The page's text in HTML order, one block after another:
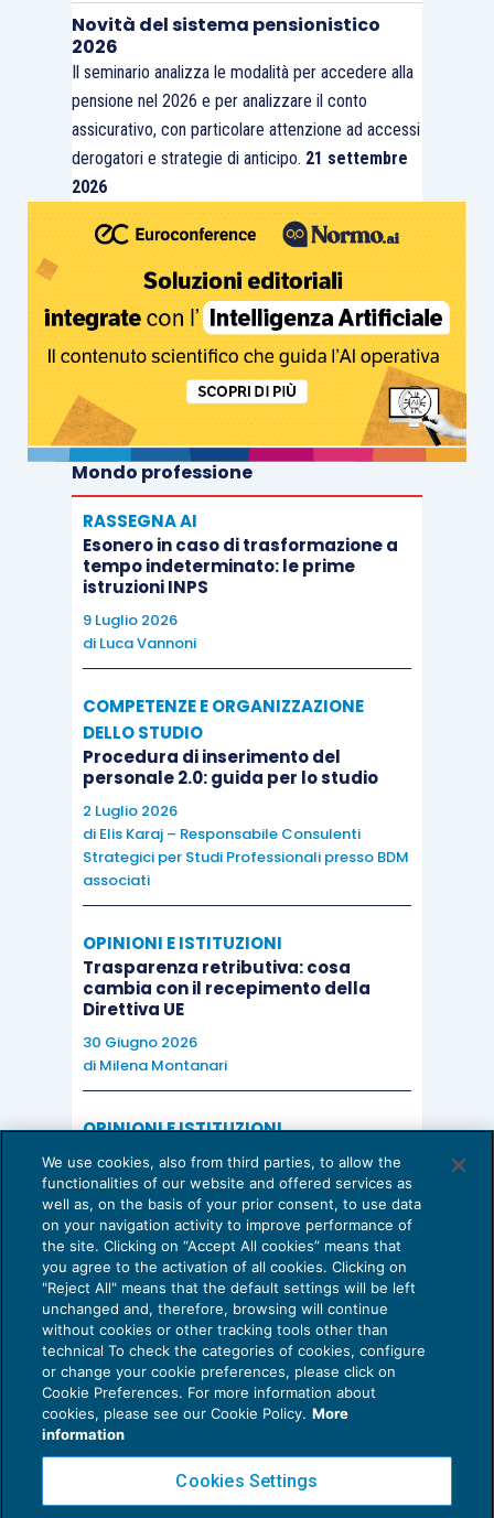
contributi alla Gestione separata INPS: si tratta
di gestioni diverse e i versamenti effettuati dal
creator non elidono le scoperture imputate alla
società committente/mandataria. Pertanto,
secondo il Giudice, il
modello di mandato
esclusivo con fatturazione accentrata espone
contestata il mancato versamento contributivo al
FPLS, e questo a prescindere da come
l’influencer abbia qualificato autonomamente la
propria attività ai fini previdenziali.
Le tensioni irrisolte
La sentenza consolida un orientamento, ma
lascia aperti alcuni nodi interpretativi che il
professionista deve tenere presenti.
In primo luogo, il confine tra contribuzione FPLS e
iscrizione allaGestione separata non è ancora
tracciato con sufficiente precisione.
circolare INPS n. 44/2025 ha chiarito che
l’obbligo al FPLS scatta quando l’influencer svolge
attività remunerate volte alla realizzazione di
prodotti audiovisivi con specifica destinazione
pubblicitaria
» riconducibili a categorie tabellate
(attore audiovisivo, regista, indossatore,
fotomodello), mentre laGestione separata resta
la soluzione per le attività di natura
presentino tali connotati artistici. La distinzione
è concettualmente chiara, ma applicarla caso per
caso richiede un’analisi attenta dei contratti e
delle modalità esecutive delle prestazioni
In secondo luogo, la sentenza non affronta il
tema dell’influencer che agisce in forma
d’impresa, ipotesi contemplata dalla circolare
INPS con l’iscrizione alla Gestione commercianti,
lasciando aperta la questione se e in quali
condizioni tale inquadramento siaalternativo o
cumulativo rispetto all’obbligo FPLS sul
committente.
In terzo luogo, la riconducibilità di figure come gli
streamer, ipodcaster o i creator che operano
Novità del sistema pensionistico
2026
Il seminario analizza le modalità per accedere alla
pensione nel 2026 e per analizzare il conto
assicurativo, con particolare attenzione ad accessi
derogatori e strategie di anticipo. 21 settembre
2026
Mondo professione
RASSEGNA AI
Esonero in caso di trasformazione a
tempo indeterminato: le prime
istruzioni INPS
9 Luglio 2026
di Luca Vannoni
COMPETENZE E ORGANIZZAZIONE
DELLO STUDIO
Procedura di inserimento del
personale 2.0: guida per lo studio
2 Luglio 2026
di Elis Karaj – Responsabile Consulenti
Strategici per Studi Professionali presso BDM
associati
OPINIONI E ISTITUZIONI
Trasparenza retributiva: cosa
cambia con il recepimento della
Direttiva UE
30 Giugno 2026
di Milena Montanari
OPINIONI E ISTITUZIONI
Valorizzare il potenziale dello Studio:
una riflessione sul futuro della
consulenza del lavoro
15 Giugno 2026
di Milena Montanari
Privacy Policy
Cookie Policy
We use cookies, also from third parties, to allow the
functionalities of our website and offered services as
well as, on the basis of your prior consent, to use data
on your navigation activity to improve performance of
the site. Clicking on “Accept All cookies” means that
you agree to the activation of all cookies. Clicking on
"Reject All" means that the default settings will be left
unchanged and, therefore, browsing will continue
without cookies or other tracking tools other than
technical To check the categories of cookies, configure
or change your cookie preferences, please click on
Cookie Preferences. For more information about
cookies, please see our Cookie Policy. More
information
Cookies Settings